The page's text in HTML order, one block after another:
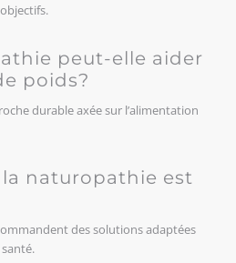
peut-elle aider
poids?
durable axée sur l’alimentation
la naturopathie est
des solutions adaptées